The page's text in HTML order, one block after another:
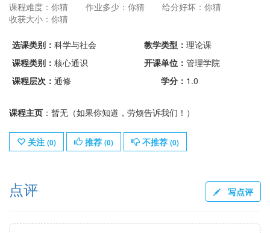
课程难度：你猜 作业多少：你猜
给分好坏：你猜
收获大小：你猜
选课类别： 科学与社会 教学类型： 理论课
课程类别： 核心通识 开课单位： 管理学院
课程层次： 通修 学分： 1.0
课程主页 ：暂无（如果你知道，劳烦告诉我们！）
关注 (0) 推荐 (0) 不推荐 (0)
点评 写点评